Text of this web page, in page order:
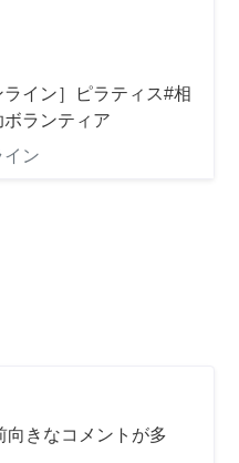
ライン］ピラティス#相
ボランティア
イン
向きなコメントが多